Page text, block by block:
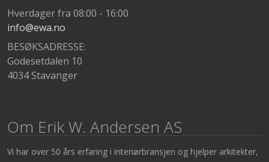
Hverdager fra 08:00 - 16:00
info@ewa.no
BESØKSADRESSE:
Godesetdalen 10
4034 Stavanger
Om Erik W. Andersen AS
Vi har over 50 års erfaring i interiørbransjen og hjelper arkitekter,